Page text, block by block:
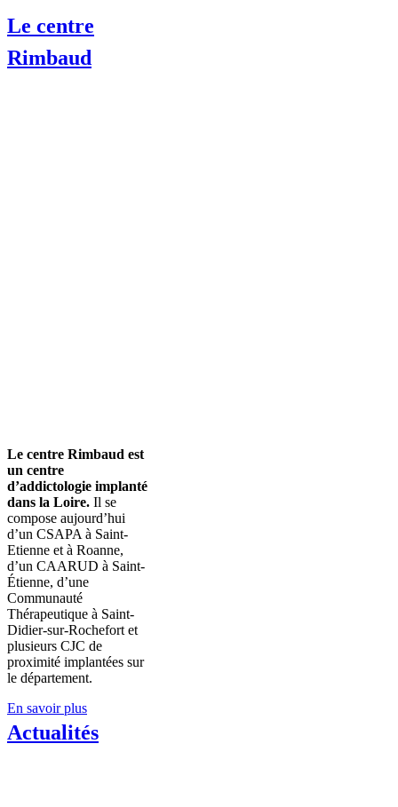
Le centre
Rimbaud
Le centre Rimbaud est
un centre
d’addictologie implanté
dans la Loire. Il se
compose aujourd’hui
d’un CSAPA à Saint-
Etienne et à Roanne,
d’un CAARUD à Saint-
Étienne, d’une
Communauté
Thérapeutique à Saint‐
Didier‐sur‐Rochefort et
plusieurs CJC de
proximité implantées sur
le département.
En savoir plus
Actualités